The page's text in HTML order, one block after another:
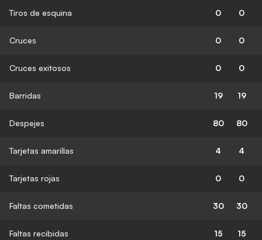
Tiros de esquina 0 0
Cruces 0 0
Cruces exitosos 0 0
Barridas 19 19
Despejes 80 80
Tarjetas amarillas 4 4
Tarjetas rojas 0 0
Faltas cometidas 30 30
Faltas recibidas 15 15